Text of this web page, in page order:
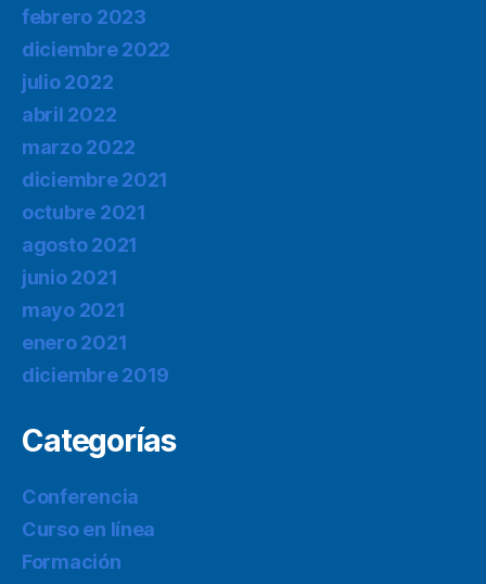
febrero 2023
diciembre 2022
julio 2022
abril 2022
marzo 2022
diciembre 2021
octubre 2021
agosto 2021
junio 2021
mayo 2021
enero 2021
diciembre 2019
Categorías
Conferencia
Curso en línea
Formación